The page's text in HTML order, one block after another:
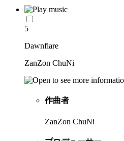
5
Dawnflare
ZanZon ChuNi
作曲者
ZanZon ChuNi